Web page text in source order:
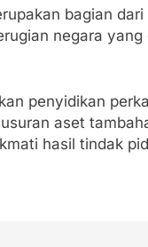
bagian
negara
penyidikan
aset
hasil tindak